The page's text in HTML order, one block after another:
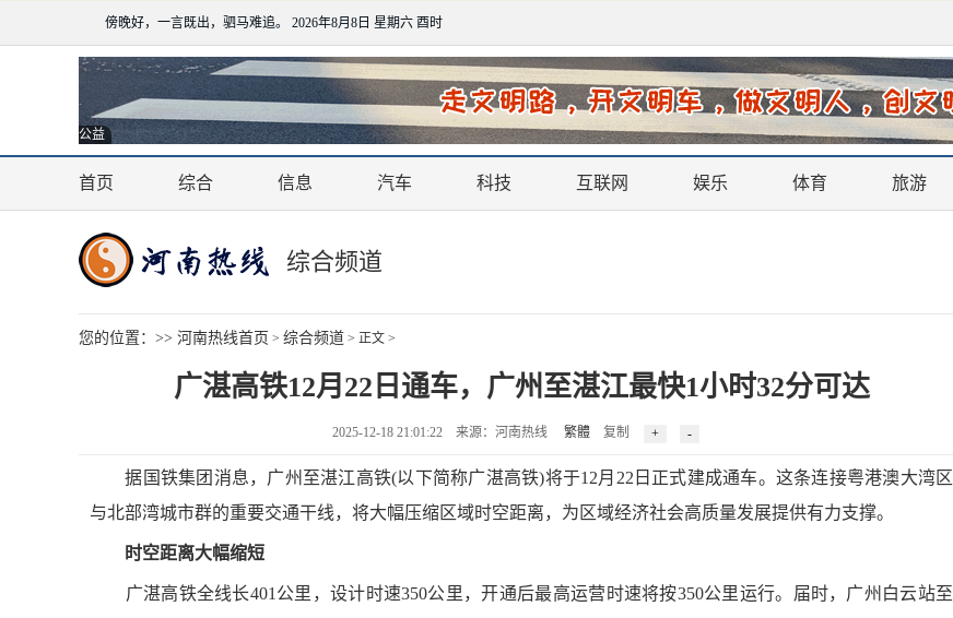
傍晚好，一言既出，驷马难追。 2026年8月8日 星期六 酉时
公益
首页 综合 信息 汽车 科技 互联网 娱乐 体育 旅游
综合频道
您的位置：>> 河南热线首页 > 综合频道 > 正文 >
广湛高铁12月22日通车，广州至湛江最快1小时32分可达
2025-12-18 21:01:22 来源：河南热线 繁體 复制
据国铁集团消息，广州至湛江高铁(以下简称广湛高铁)将于12月22日正式建成通车。这条连接粤港澳大湾区
与北部湾城市群的重要交通干线，将大幅压缩区域时空距离，为区域经济社会高质量发展提供有力支撑。
时空距离大幅缩短
广湛高铁全线长401公里，设计时速350公里，开通后最高运营时速将按350公里运行。届时，广州白云站至